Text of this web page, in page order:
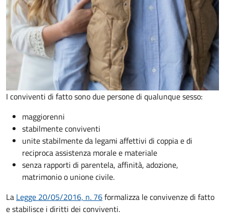
I conviventi di fatto sono due persone di qualunque sesso:
maggiorenni
stabilmente conviventi
unite stabilmente da legami affettivi di coppia e di
reciproca assistenza morale e materiale
senza rapporti di parentela, affinità, adozione,
matrimonio o unione civile.
La Legge 20/05/2016, n. 76formalizza le convivenze di fatto
e stabilisce i diritti dei conviventi.